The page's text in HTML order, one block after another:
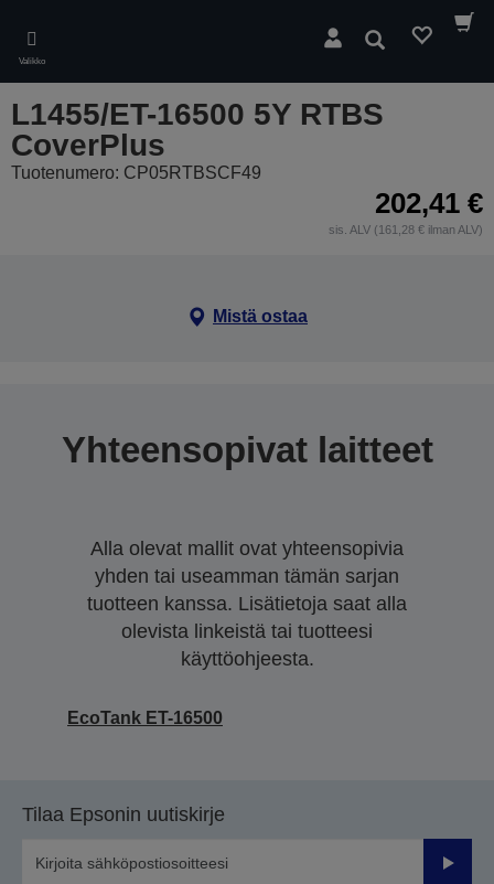
main
content
Valikko
Hae
L1455/ET-16500 5Y RTBS
CoverPlus
Tuotenumero: CP05RTBSCF49
202,41 €
sis. ALV (161,28 € ilman ALV)
Mistä ostaa
Yhteensopivat laitteet
Alla olevat mallit ovat yhteensopivia
yhden tai useamman tämän sarjan
tuotteen kanssa. Lisätietoja saat alla
olevista linkeistä tai tuotteesi
käyttöohjeesta.
EcoTank ET-16500
Tilaa Epsonin uutiskirje
Lähetä